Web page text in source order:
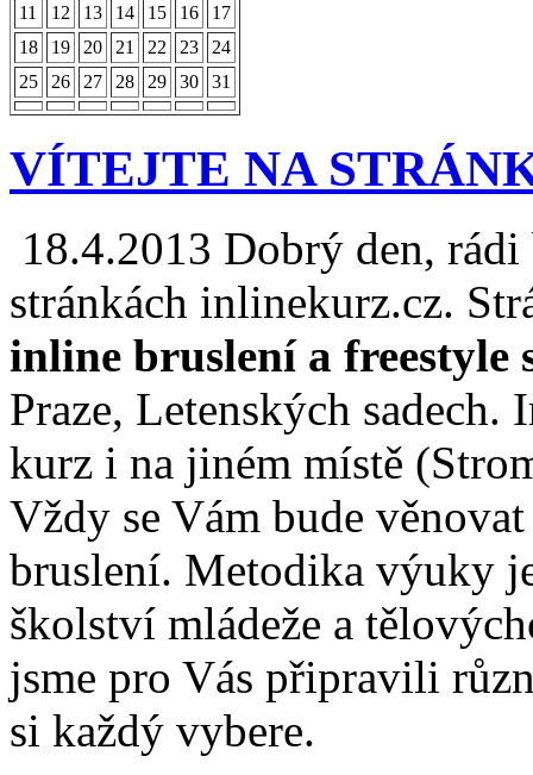
11
12 13 14 15 16
17
18
19 20 21 22 23
24
25
26 27 28 29 30 31
VÍTEJTE NA
18.4.2013 Dobrý den,
stránkách inlinekurz.cz.
inline bruslení a freestyle
Praze, Letenských
kurz i na jiném místě
Vždy se Vám bude
bruslení. Metodika výuky
školství mládeže a
jsme pro Vás připravili
si každý vybere.